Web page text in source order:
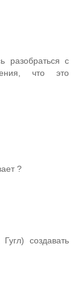
разобраться с
что это
?
создавать